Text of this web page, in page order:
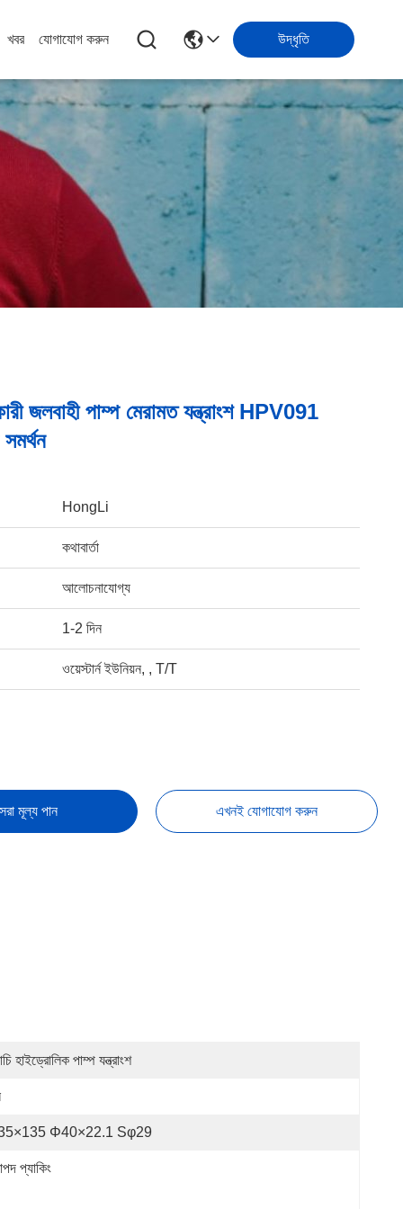
খবর যোগাযোগ করুন উদ্ধৃতি
জলবাহী পাম্প মেরামত যন্ত্রাংশ HPV091
HongLi
কথাবার্তা
আলোচনাযোগ্য
1-2 দিন
ওয়েস্টার্ন ইউনিয়ন, , T/T
মূল্য পান এখনই যোগাযোগ করুন
হাইড্রোলিক পাম্প যন্ত্রাংশ
Φ40×22.1 Sφ29
প্যাকিং